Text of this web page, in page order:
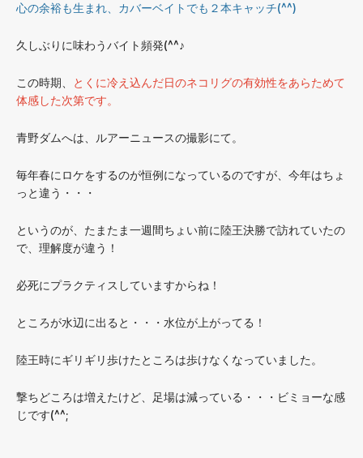
心の余裕も生まれ、カバーベイトでも２本キャッチ(^^)
久しぶりに味わうバイト頻発(^^♪
この時期、
とくに冷え込んだ日のネコリグの有効性をあらためて
体感した次第です。
青野ダムへは、ルアーニュースの撮影にて。
毎年春にロケをするのが恒例になっているのですが、今年はちょ
っと違う・・・
というのが、たまたま一週間ちょい前に陸王決勝で訪れていたの
で、理解度が違う！
必死にプラクティスしていますからね！
ところが水辺に出ると・・・水位が上がってる！
陸王時にギリギリ歩けたところは歩けなくなっていました。
撃ちどころは増えたけど、足場は減っている・・・ビミョーな感
じです(^^;